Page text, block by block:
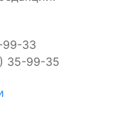
99-33
35-99-35